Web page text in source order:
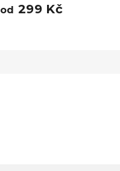
od 299 Kč